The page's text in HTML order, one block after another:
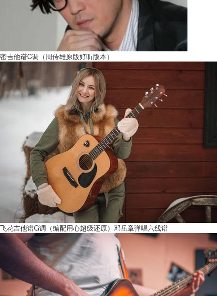
密吉他谱C调（周传雄原版好听版本）
飞花吉他谱G调（编配用心超级还原）邓岳章弹唱六线谱